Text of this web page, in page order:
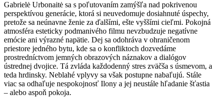
Gabrielė Urbonaitė sa s poľutovaním zamýšľa nad pokrivenou
perspektívou generácie, ktorá si neuvedomuje dosiahnuté úspechy,
pretože sa neúnavne ženie za ďalšími, ešte vyššími cieľmi. Pokojná
atmosféra esteticky podmanivého filmu nevzbudzuje negatívne
emócie ani výrazné napätie. Dej sa odohráva v ohraničenom
priestore jedného bytu, kde sa o konfliktoch dozvedáme
prostredníctvom jemných obrazových náznakov a dialógov
ústrednej dvojice. Tá zvláda každodenný stres zväčša s úsmevom, a
teda hrdinsky. Neblahé vplyvy sa však postupne nabaľujú. Stále
viac sa odhaľuje nespokojnosť Ilony a jej neustále hľadanie šťastia
– alebo aspoň pokoja.